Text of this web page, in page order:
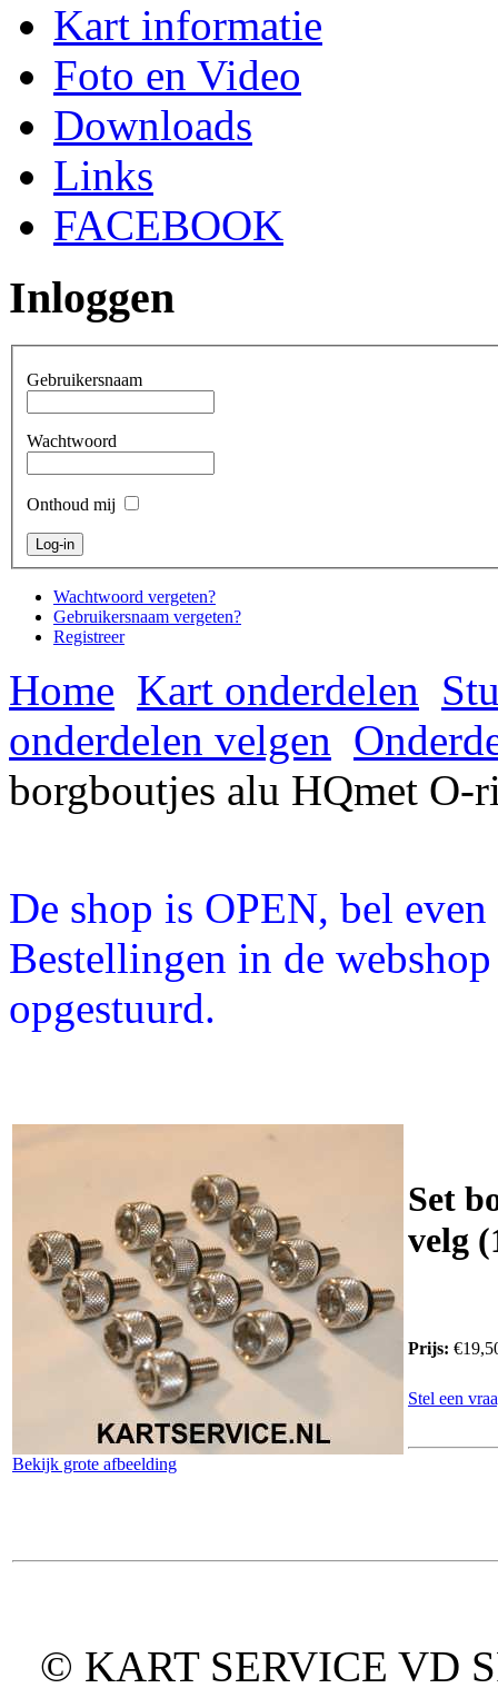
Kart informatie
Foto en Video
Downloads
Links
FACEBOOK
Inloggen
Gebruikersnaam
Wachtwoord
Onthoud mij
Wachtwoord vergeten?
Gebruikersnaam vergeten?
Registreer
Home Kart onderdelen
onderdelen velgen
borgboutjes alu HQmet O-
De shop is OPEN, bel
Bestellingen in de
opgestuurd.
Bekijk grote afbeelding
Set
velg
Prijs:
Stel een
© KART SERVICE VD